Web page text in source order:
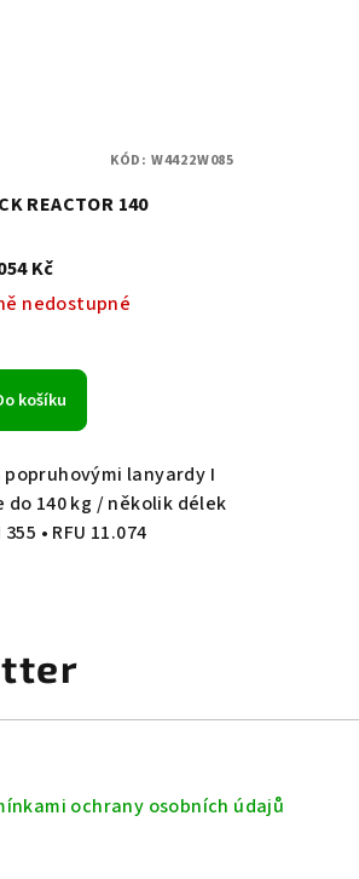
REACTOR 140
Kč
nedostupné
košíku
lanyardy I
140 kg / několik délek
• RFU 11.074
KÓD: W4422W085
ochrany osobních údajů